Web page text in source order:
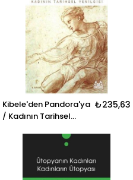
Kibele'den Pandora'ya
/ Kadının Tarihsel
₺235,63